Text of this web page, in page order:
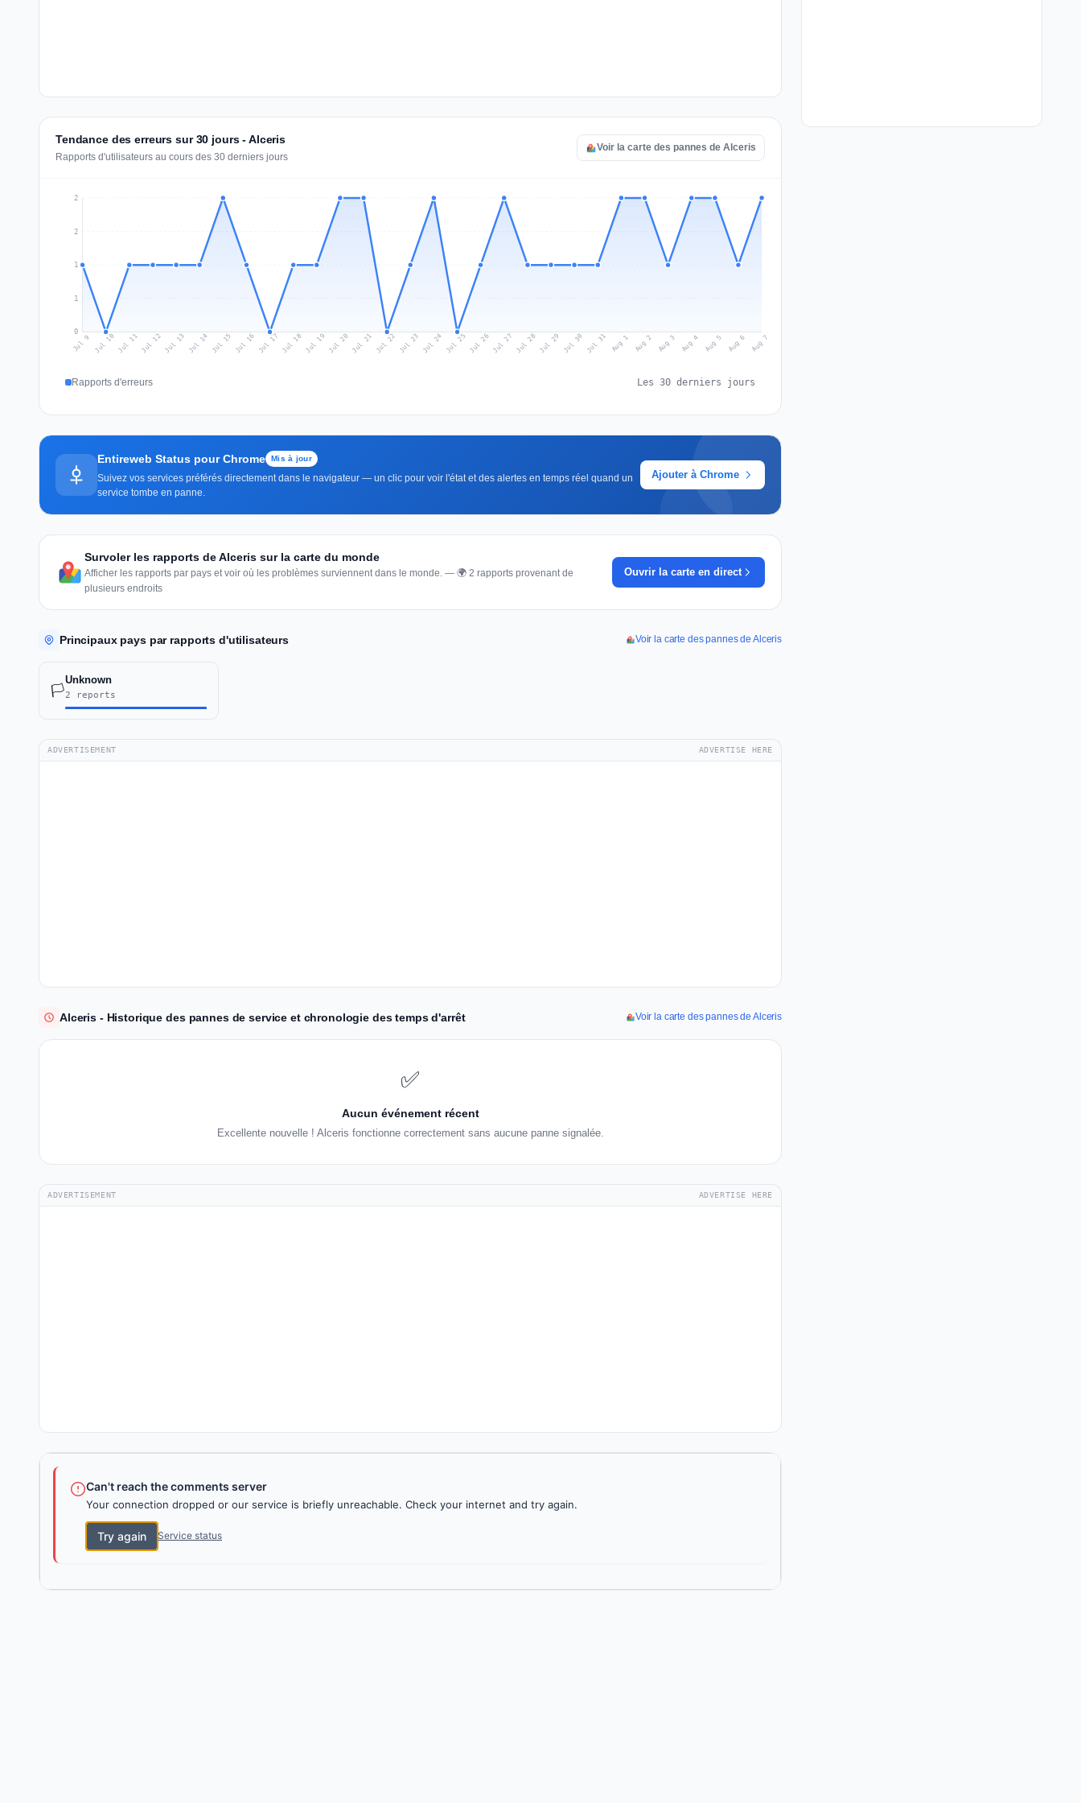
Tendance des erreurs sur 30 jours - Alceris
Rapports d'utilisateurs au cours des 30 derniers jours
Voir la carte des pannes de Alceris
0
1
1
2
2
Jul 9 Jul 10 Jul 11Jul 12Jul 13 Jul 14 Jul 15 Jul 16 Jul 17 Jul 18Jul 19 Jul 20 Jul 21 Jul 22 Jul 23 Jul 24 Jul 25 Jul 26Jul 27 Jul 28Jul 29 Jul 30 Jul 31 Aug 1 Aug 2 Aug 3 Aug 4 Aug 5 Aug 6 Aug 7
Rapports d'erreurs Les 30 derniers jours
Entireweb Status pour Chrome Mis à jour
Suivez vos services préférés directement dans le navigateur — un clic pour voir l'état et des alertes en temps réel quand un
service tombe en panne.
Ajouter à Chrome
Survoler les rapports de Alceris sur la carte du monde
Afficher les rapports par pays et voir où les problèmes surviennent dans le monde. — 🌍 2 rapports provenant de
plusieurs endroits
Ouvrir la carte en direct
Principaux pays par rapports d'utilisateurs Voir la carte des pannes de Alceris
🏳️
Unknown
2 reports
ADVERTISEMENT ADVERTISE HERE
Alceris - Historique des pannes de service et chronologie des temps d'arrêt Voir la carte des pannes de Alceris
✅
Aucun événement récent
Excellente nouvelle ! Alceris fonctionne correctement sans aucune panne signalée.
ADVERTISEMENT ADVERTISE HERE
Can't reach the comments server
Your connection dropped or our service is briefly unreachable. Check your internet and try again.
Try again Service status